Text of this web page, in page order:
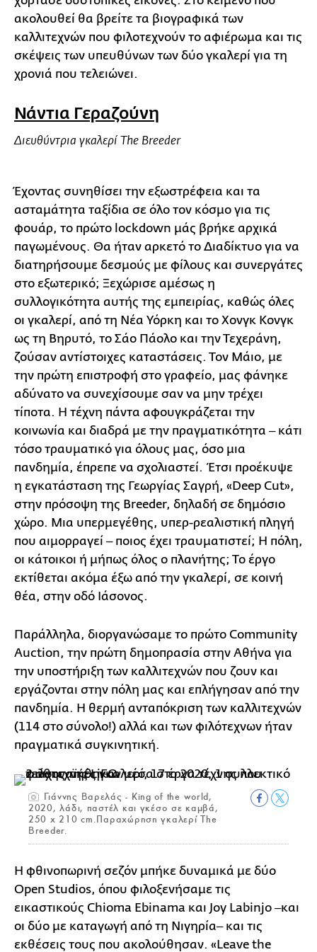
ακολουθεί θα βρείτε τα βιογραφικά των
καλλιτεχνών που φιλοτεχνούν το αφιέρωμα και τις
σκέψεις των υπευθύνων των δύο γκαλερί για τη
χρονιά που τελειώνει.
Νάντια Γεραζούνη
Διευθύντρια γκαλερί The Breeder
Έχοντας συνηθίσει την εξωστρέφεια και τα
ασταμάτητα ταξίδια σε όλο τον κόσμο για τις
φουάρ, το πρώτο lockdown μάς βρήκε αρχικά
παγωμένους. Θα ήταν αρκετό το Διαδίκτυο για να
διατηρήσουμε δεσμούς με φίλους και συνεργάτες
στο εξωτερικό; Ξεχώρισε αμέσως η
συλλογικότητα αυτής της εμπειρίας, καθώς όλες
οι γκαλερί, από τη Νέα Υόρκη και το Χονγκ Κονγκ
ως τη Βηρυτό, το Σάο Πάολο και την Τεχεράνη,
ζούσαν αντίστοιχες καταστάσεις. Τον Μάιο, με
την πρώτη επιστροφή στο γραφείο, μας φάνηκε
αδύνατο να συνεχίσουμε σαν να μην τρέχει
τίποτα. Η τέχνη πάντα αφουγκράζεται την
κοινωνία και διαδρά με την πραγματικότητα ‒ κάτι
τόσο τραυματικό για όλους μας, όσο μια
πανδημία, έπρεπε να σχολιαστεί. Έτσι προέκυψε
η εγκατάσταση της Γεωργίας Σαγρή, «Deep Cut»,
στην πρόσοψη της Breeder, δηλαδή σε δημόσιο
χώρο. Μια υπερμεγέθης, υπερ-ρεαλιστική πληγή
που αιμορραγεί ‒ ποιος έχει τραυματιστεί; Η πόλη,
οι κάτοικοι ή μήπως όλος ο πλανήτης; Το έργο
εκτίθεται ακόμα έξω από την γκαλερί, σε κοινή
θέα, στην οδό Ιάσονος.
Παράλληλα, διοργανώσαμε το πρώτο Community
Auction, την πρώτη δημοπρασία στην Αθήνα για
την υποστήριξη των καλλιτεχνών που ζουν και
εργάζονται στην πόλη μας και επλήγησαν από την
πανδημία. Η θερμή ανταπόκριση των καλλιτεχνών
(114 στο σύνολο!) αλλά και των φιλότεχνων ήταν
πραγματικά συγκινητική.
Γιάννης Βαρελάς - King of the world,
2020, λάδι, παστέλ και γκέσο σε καμβά,
250 x 210 cm.Παραχώρηση γκαλερί The
Breeder.
Η φθινοπωρινή σεζόν μπήκε δυναμικά με δύο
Open Studios, όπου φιλοξενήσαμε τις
εικαστικούς Chioma Ebinama και Joy Labinjo ‒και
οι δύο με καταγωγή από τη Νιγηρία‒ και τις
εκθέσεις τους που ακολούθησαν. «Leave the